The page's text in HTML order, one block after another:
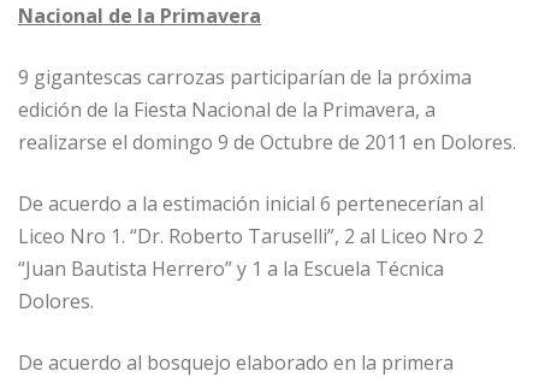
Nacional de la Primavera
9 gigantescas carrozas participarían de la próxima
edición de la Fiesta Nacional de la Primavera, a
realizarse el domingo 9 de Octubre de 2011 en Dolores.
De acuerdo a la estimación inicial 6 pertenecerían al
Liceo Nro 1. “Dr. Roberto Taruselli”, 2 al Liceo Nro 2
“Juan Bautista Herrero” y 1 a la Escuela Técnica
Dolores.
De acuerdo al bosquejo elaborado en la primera